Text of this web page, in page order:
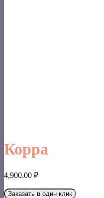
Корра
4,900.00 ₽
Заказать в один клик